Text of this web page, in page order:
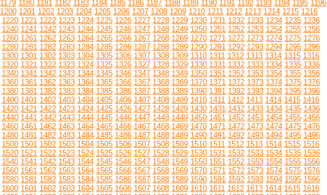
1179 1180 1181 1182 1183 1184 1185 1186 1187 1188 1189 1190 1191 1192 1193 1194 1195 1196
1200 1201 1202 1203 1204 1205 1206 1207 1208 1209 1210 1211 1212 1213 1214 1215 1216
1220 1221 1222 1223 1224 1225 1226 1227 1228 1229 1230 1231 1232 1233 1234 1235 1236
1240 1241 1242 1243 1244 1245 1246 1247 1248 1249 1250 1251 1252 1253 1254 1255 1256
1260 1261 1262 1263 1264 1265 1266 1267 1268 1269 1270 1271 1272 1273 1274 1275 1276
1280 1281 1282 1283 1284 1285 1286 1287 1288 1289 1290 1291 1292 1293 1294 1295 1296
1300 1301 1302 1303 1304 1305 1306 1307 1308 1309 1310 1311 1312 1313 1314 1315 1316
1320 1321 1322 1323 1324 1325 1326 1327 1328 1329 1330 1331 1332 1333 1334 1335 1336
1340 1341 1342 1343 1344 1345 1346 1347 1348 1349 1350 1351 1352 1353 1354 1355 1356
1360 1361 1362 1363 1364 1365 1366 1367 1368 1369 1370 1371 1372 1373 1374 1375 1376
1380 1381 1382 1383 1384 1385 1386 1387 1388 1389 1390 1391 1392 1393 1394 1395 1396
1400 1401 1402 1403 1404 1405 1406 1407 1408 1409 1410 1411 1412 1413 1414 1415 1416
1420 1421 1422 1423 1424 1425 1426 1427 1428 1429 1430 1431 1432 1433 1434 1435 1436
1440 1441 1442 1443 1444 1445 1446 1447 1448 1449 1450 1451 1452 1453 1454 1455 1456
1460 1461 1462 1463 1464 1465 1466 1467 1468 1469 1470 1471 1472 1473 1474 1475 1476
1480 1481 1482 1483 1484 1485 1486 1487 1488 1489 1490 1491 1492 1493 1494 1495 1496
1500 1501 1502 1503 1504 1505 1506 1507 1508 1509 1510 1511 1512 1513 1514 1515 1516
1520 1521 1522 1523 1524 1525 1526 1527 1528 1529 1530 1531 1532 1533 1534 1535 1536
1540 1541 1542 1543 1544 1545 1546 1547 1548 1549 1550 1551 1552 1553 1554 1555 1556
1560 1561 1562 1563 1564 1565 1566 1567 1568 1569 1570 1571 1572 1573 1574 1575 1576
1580 1581 1582 1583 1584 1585 1586 1587 1588 1589 1590 1591 1592 1593 1594 1595 1596
1600 1601 1602 1603 1604 1605 1606 1607 1608 1609 1610 1611 1612 1613 1614 1615 1616